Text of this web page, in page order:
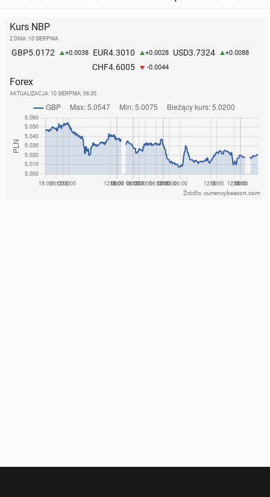
Kurs NBP
Z DNIA: 10 SIERPNIA
GBP5.0172 +0.0038 EUR4.3010 +0.0028 USD3.7324 +0.0088
CHF4.6005 -0.0044
Forex
AKTUALIZACJA: 10 SIERPNIA, 06:30
Źródło: currencybeacon.com